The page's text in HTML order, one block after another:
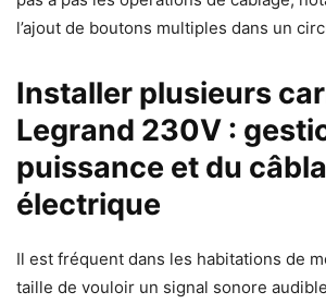
l’ajout de boutons multiples dans un
Installer plusieurs
Legrand 230V :
puissance et du
électrique
Il est fréquent dans les habitations de
taille de vouloir un signal sonore